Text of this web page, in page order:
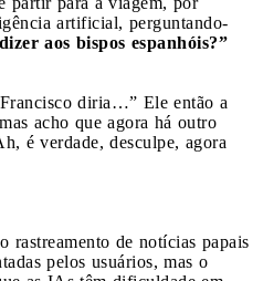
artificial, perguntando-
aos bispos espanhóis?”
diria…” Ele então a
acho que agora há outro
é verdade, desculpe, agora
rastreamento de notícias papais
pelos usuários, mas o